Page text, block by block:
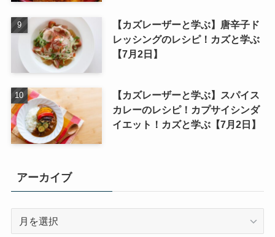
【カズレーザーと学ぶ】唐辛子ド
レッシングのレシピ！カズと学ぶ
【7月2日】
【カズレーザーと学ぶ】スパイス
カレーのレシピ！カプサイシンダ
イエット！カズと学ぶ【7月2日】
アーカイブ